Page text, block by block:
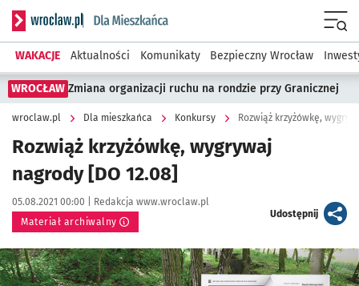
Serwis informacyjny wroclaw.pl podserwis: Dla mieszkańca
WAKACJE Aktualności Komunikaty Bezpieczny Wrocław
WROCŁAW Zmiana organizacji ruchu na rondzie przy Granicznej
wroclaw.pl Dla mieszkańca Konkursy Rozwiąż krzyżówkę,
Rozwiąż krzyżówkę, wygrywaj
nagrody [DO 12.08]
Data publikacji:
05.08.2021 00:00 | Autor:
Redakcja www.wroclaw.pl
Materiał archiwalny
Udostępnijartykuł
Kliknij, aby powiększyć